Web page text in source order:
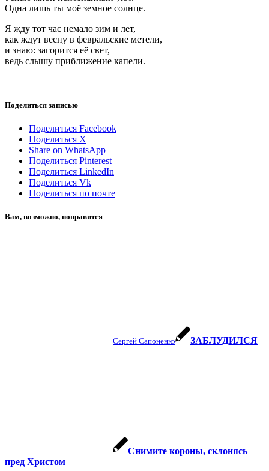
Одна лишь ты моё земное солнце.
Я жду тот час немало зим и лет,
как ждут весну в февральские метели,
и знаю: загорится её свет,
ведь слышу приближение капели.
Поделиться записью
Поделиться Facebook
Поделиться X
Share on WhatsApp
Поделиться Pinterest
Поделиться LinkedIn
Поделиться Vk
Поделиться по почте
Вам, возможно, понравится
Сергей Сапоненко ЗАБЛУДИЛСЯ
Снимите короны, склонясь
пред Христом